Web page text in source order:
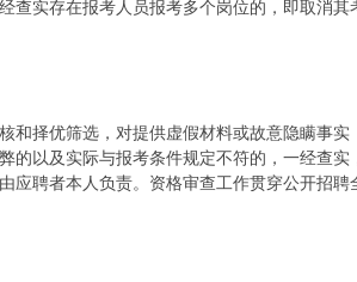
查实存在报考人员报考多个岗位的，即取消其
和择优筛选，对提供虚假材料或故意隐瞒事实
的以及实际与报考条件规定不符的，一经查实
应聘者本人负责。资格审查工作贯穿公开招聘